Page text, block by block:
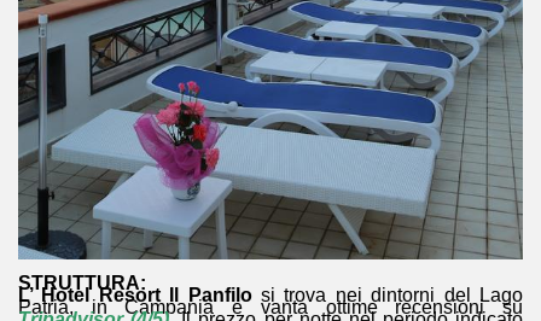
STRUTTURA:
L’ Hotel Resort Il Panfilosi trova nei dintorni del Lago
Patria, in Campania e vanta ottime recensioni su